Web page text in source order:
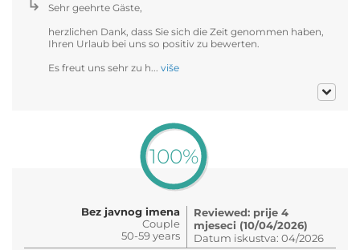
Sehr geehrte Gäste,
herzlichen Dank, dass Sie sich die Zeit genommen haben,
Ihren Urlaub bei uns so positiv zu bewerten.
Es freut uns sehr zu h... više
100%
Bez javnog imena
Couple
50-59 years
Reviewed: prije 4
mjeseci (10/04/2026)
Datum iskustva: 04/2026